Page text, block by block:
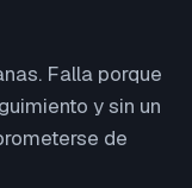
Falla porque
y sin un
de